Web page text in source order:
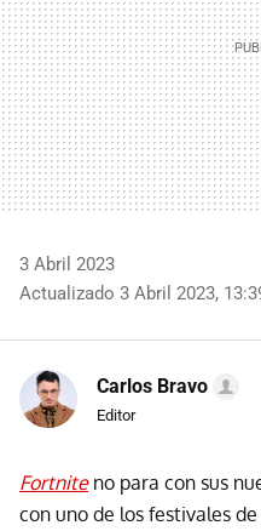
3 Abril 2023
Actualizado 3 Abril 2023,
Carlos Bravo
Editor
Fortniteno para con sus
con uno de los festivales